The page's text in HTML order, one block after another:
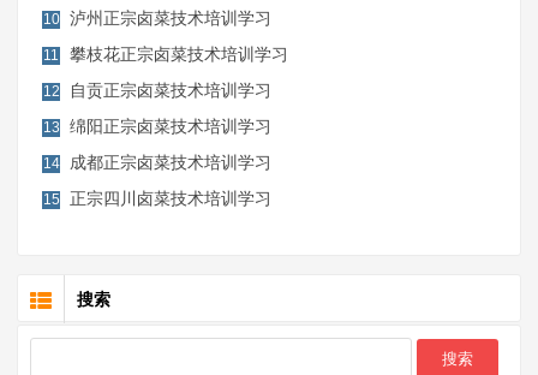
10 泸州正宗卤菜技术培训学习
11 攀枝花正宗卤菜技术培训学习
12 自贡正宗卤菜技术培训学习
13 绵阳正宗卤菜技术培训学习
14 成都正宗卤菜技术培训学习
15 正宗四川卤菜技术培训学习
搜索